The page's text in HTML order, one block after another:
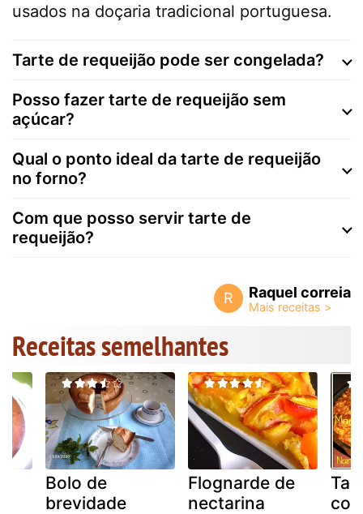
usados na doçaria tradicional portuguesa.
Tarte de requeijão pode ser congelada?
Posso fazer tarte de requeijão sem
açúcar?
Qual o ponto ideal da tarte de requeijão
no forno?
Com que posso servir tarte de
requeijão?
R Raquel correia
Receitas semelhantes
Bolo de
brevidade
Flognarde de
nectarina